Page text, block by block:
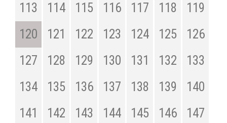
113
114 115 116 117 118
119
120
121 122 123 124 125
126
127
128 129 130 131 132
133
134
135 136 137 138 139
140
141
142 143 144 145 146
147